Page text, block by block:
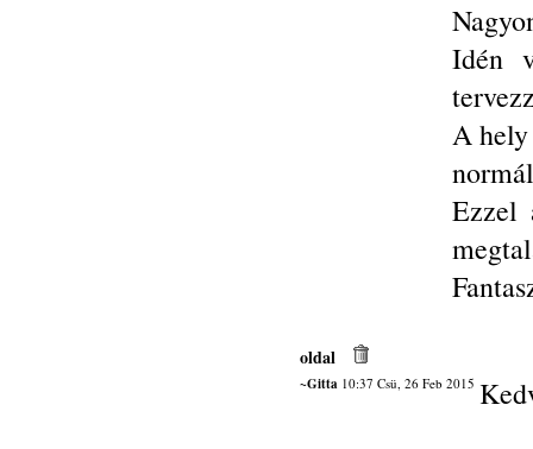
Idén
A hely
Ezzel
oldal
~Gitta10:37 Csü, 26 Feb 2015